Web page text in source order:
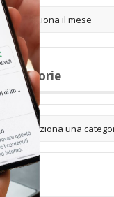
Categorie
Tag